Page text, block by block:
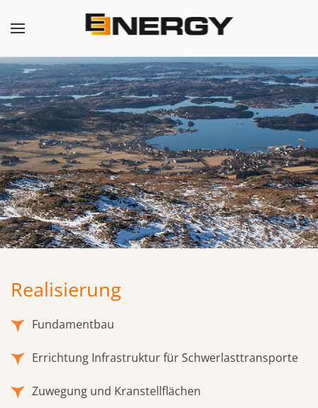
Realisierung
Fundamentbau
Errichtung Infrastruktur für Schwerlasttransporte
Zuwegung und Kranstellflächen